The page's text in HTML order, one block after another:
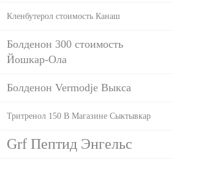
Кленбутерол стоимость Канаш
Болденон 300 стоимость
Йошкар-Ола
Болденон Vermodje Выкса
Тритренол 150 В Магазине Сыктывкар
Grf Пептид Энгельс